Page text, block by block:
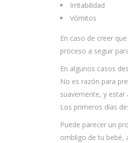
Irritabilidad
Vómitos
En caso de creer
proceso a seguir
En algunos casos
No es razón para
suavemente, y estar
Los primeros días
Puede parecer un
ombligo de tu bebé,